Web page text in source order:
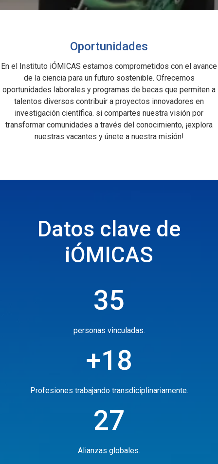
Oportunidades
En el Instituto iÓMICAS estamos comprometidos con el avance
de la ciencia para un futuro sostenible. Ofrecemos
oportunidades laborales y programas de becas que permiten a
talentos diversos contribuir a proyectos innovadores en
investigación científica. si compartes nuestra visión por
transformar comunidades a través del conocimiento, ¡explora
nuestras vacantes y únete a nuestra misión!
Datos clave de
iÓMICAS
35
personas vinculadas.
+18
Profesiones trabajando transdiciplinariamente.
27
Alianzas globales.